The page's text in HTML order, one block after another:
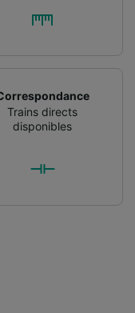
Trains directs
disponibles